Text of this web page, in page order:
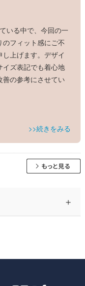
いる中で、今回の一
フィット感にご不
上げます。デザイ
イズ表記でも着心地
善の参考にさせてい
>>続きをみる